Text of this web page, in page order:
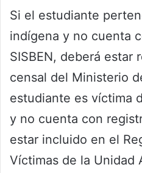
Si el estudiante
indígena y no cuenta
SISBEN, deberá estar
censal del Ministerio
estudiante es víctima
y no cuenta con
estar incluido en el
Víctimas de la Unidad